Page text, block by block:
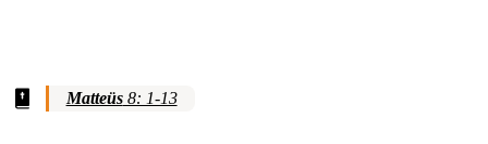
Matteüs8: 1-13